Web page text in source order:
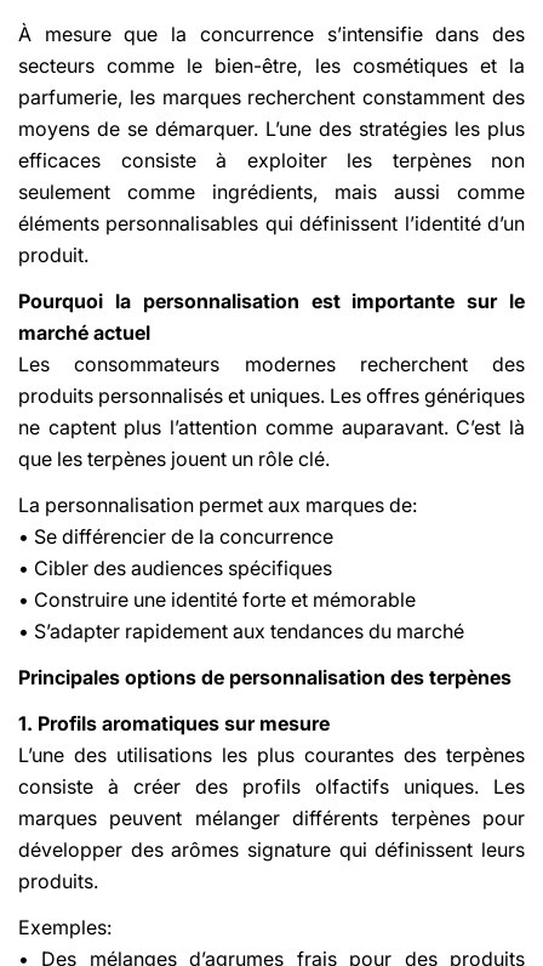
À mesure que la concurrence s’intensifie dans des
secteurs comme le bien-être, les cosmétiques et la
parfumerie, les marques recherchent constamment des
moyens de se démarquer. L’une des stratégies les plus
efficaces consiste à exploiter les terpènes non
seulement comme ingrédients, mais aussi comme
éléments personnalisables qui définissent l’identité d’un
produit.
Pourquoi la personnalisation est importante sur le
marché actuel
Les consommateurs modernes recherchent des
produits personnalisés et uniques. Les offres génériques
ne captent plus l’attention comme auparavant. C’est là
que les terpènes jouent un rôle clé.
La personnalisation permet aux marques de:
• Se différencier de la concurrence
• Cibler des audiences spécifiques
• Construire une identité forte et mémorable
• S’adapter rapidement aux tendances du marché
Principales options de personnalisation des terpènes
1. Profils aromatiques sur mesure
L’une des utilisations les plus courantes des terpènes
consiste à créer des profils olfactifs uniques. Les
marques peuvent mélanger différents terpènes pour
développer des arômes signature qui définissent leurs
produits.
Exemples:
• Des mélanges d’agrumes frais pour des produits